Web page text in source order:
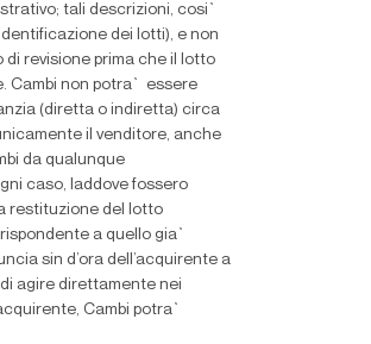
tali descrizioni, cosi`
ficazione dei lotti), e non
revisione prima che il lotto
Cambi non potra` essere
(diretta o indiretta) circa
il venditore, anche
da qualunque
caso, laddove fossero
restituzione del lotto
a quello gia`
sin d’ora dell’acquirente a
agire direttamente nei
Cambi potra`